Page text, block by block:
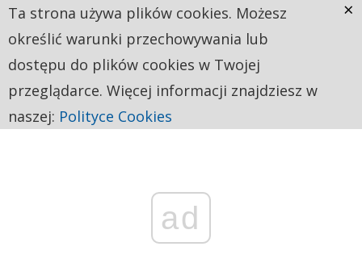
ad
Ta strona używa plików cookies. Możesz
określić warunki przechowywania lub
dostępu do plików cookies w Twojej
przeglądarce. Więcej informacji znajdziesz w
naszej: Polityce Cookies
×